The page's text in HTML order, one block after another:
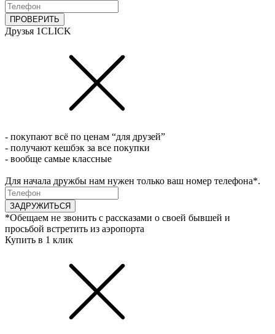
ПРОВЕРИТЬ
Друзья 1CLICK
- покупают всё по ценам “для друзей”
- получают кешбэк за все покупки
- вообще самые классные
Для начала дружбы нам нужен только ваш номер телефона*.
ЗАДРУЖИТЬСЯ
*Обещаем не звонить с рассказами о своей бывшей и
просьбой встретить из аэропорта
Купить в 1 клик